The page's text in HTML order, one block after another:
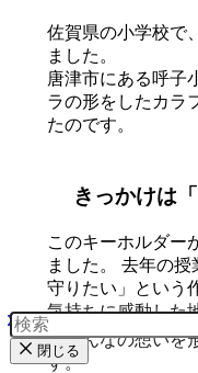
佐賀県の小学校で
ました。
唐津市にある呼子
ラの形をしたカラ
たのです。
きっかけは
このキーホルダー
ました。
去年の授
守 りたい」と いう
気持ちに感動した
「みんなの想いを
す。
閉じる